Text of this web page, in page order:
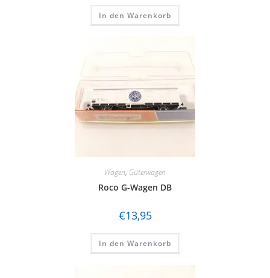
In den Warenkorb
Wagen, Güterwagen
Roco G-Wagen DB
€13,95
In den Warenkorb